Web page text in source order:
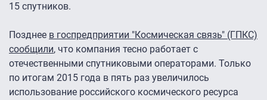
15 спутников.
Позднее в госпредприятии "Космическая связь" (ГПКС)
сообщили, что компания тесно работает с
отечественными спутниковыми операторами. Только
по итогам 2015 года в пять раз увеличилось
использование российского космического ресурса